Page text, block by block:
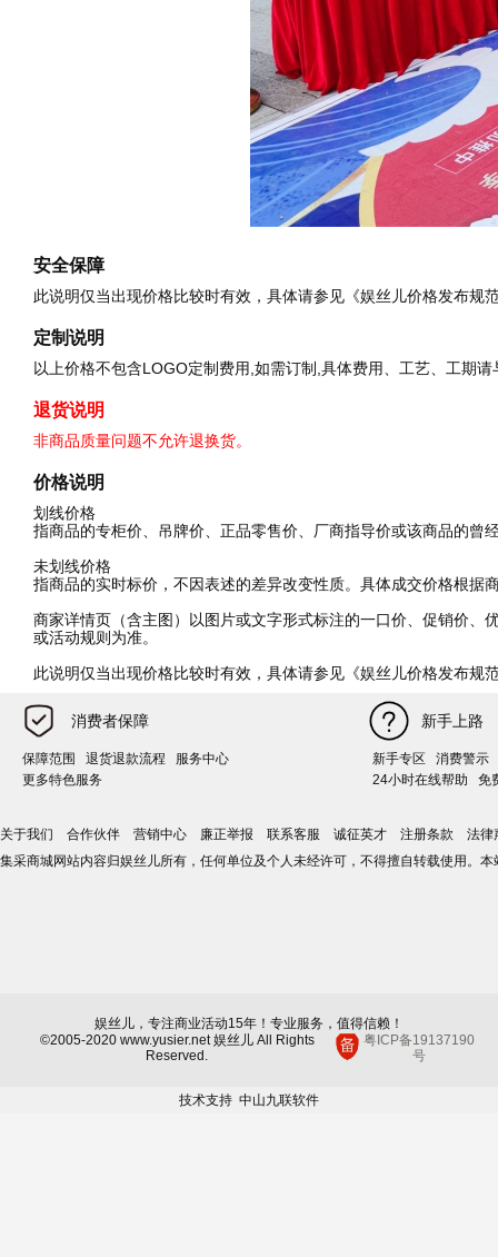
安全保障
此说明仅当出现价格比较时有效，具体请参见《娱丝儿价格发布
定制说明
以上价格不包含LOGO定制费用,如需订制,具体费用、工艺、工期
退货说明
非商品质量问题不允许退换货。
价格说明
划线价格
指商品的专柜价、吊牌价、正品零售价、厂商指导价或该商品的曾
未划线价格
指商品的实时标价，不因表述的差异改变性质。具体成交价格根
商家详情页（含主图）以图片或文字形式标注的一口价、促销价
或活动规则为准。
此说明仅当出现价格比较时有效，具体请参见《娱丝儿价格发布
消费者保障
保障范围 退货退款流程
服务中心
更多特色服务
新手上路
新手专区
消费警示
24小时在线帮助
免
关于我们 合作伙伴 营销中心 廉正举报 联系客服 诚征英才 注册条款
法律
集采商城网站内容归娱丝儿所有，任何单位及个人未经许可，不得擅自转载使用。
娱丝儿，专注商业活动15年！专业服务，值得信赖！
©2005-2020 www.yusier.net 娱丝儿 All Rights
Reserved.
粤ICP备19137190
号
技术支持 中山九联软件